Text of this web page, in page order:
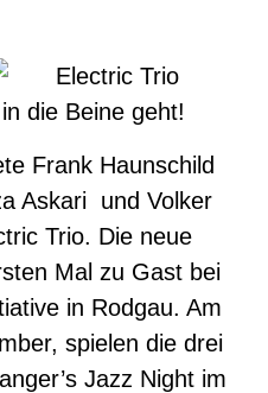
die Beine geht!
Frank Haunschild
Askari und Volker
Trio. Die neue
Mal zu Gast bei
in Rodgau. Am
spielen die drei
Jazz Night im